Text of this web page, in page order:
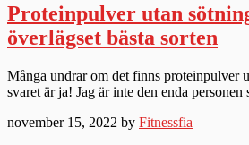
Proteinpulver utan
överlägset bästa sorten
Många undrar om det finns proteinpulver
svaret är ja! Jag är inte den enda
november 15, 2022 by Fitnessfia